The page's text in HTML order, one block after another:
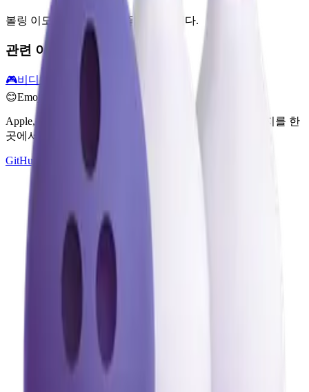
볼링 이모지, 볼링공과 핀을 보여줍니다.
관련 이모지
🎮비디오 게임 폭탄
😊Emoji Directory
Apple, Google, Microsoft 등 여러 디자인 시스템의 이모지를 한
곳에서 탐색하고 다운로드하세요.
GitHub